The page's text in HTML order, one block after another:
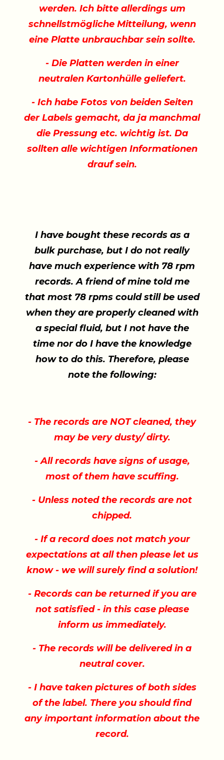
werden. Ich bitte allerdings um
schnellstmögliche Mitteilung, wenn
eine Platte unbrauchbar sein sollte.
- Die Platten werden in einer
neutralen Kartonhülle geliefert.
- Ich habe Fotos von beiden Seiten
der Labels gemacht, da ja manchmal
die Pressung etc. wichtig ist. Da
sollten alle wichtigen Informationen
drauf sein.
I have bought these records as a
bulk purchase, but I do not really
have much experience with 78 rpm
records. A friend of mine told me
that most 78 rpms could still be used
when they are properly cleaned with
a special fluid, but I not have the
time nor do I have the knowledge
how to do this. Therefore, please
note the following:
- The records are NOT cleaned, they
may be very dusty/ dirty.
- All records have signs of usage,
most of them have scuffing.
- Unless noted the records are not
chipped.
- If a record does not match your
expectations at all then please let us
know - we will surely find a solution!
- Records can be returned if you are
not satisfied - in this case please
inform us immediately.
- The records will be delivered in a
neutral cover.
- I have taken pictures of both sides
of the label. There you should find
any important information about the
record.